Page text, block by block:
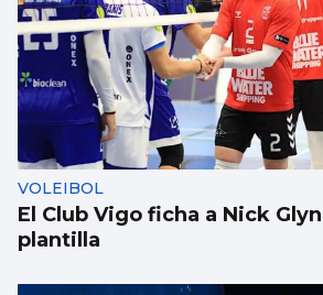
Tres goles de Hugo González
partido pero en tan solo 1:35
VOLEIBOL
El Club Vigo ficha a Nick
plantilla